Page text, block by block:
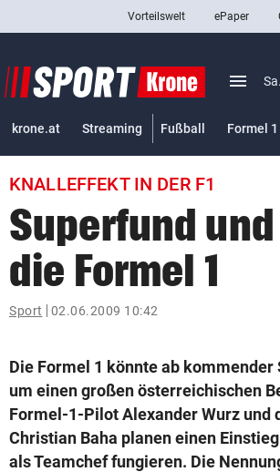
Abonnieren
pin_drop
bookmark Merkliste
search
Suchbegriff
© Krone Multimedia GmbH & Co KG 2026
Muthgasse 2, 1190 Wien
Vorteilswelt ePaper
menu
krone.at Streaming Fußball Formel 1
KNALLEFFEKT IN DER F1
Superfund
die Formel 1
Sport 02.06.2009 10:42
Die Formel 1 könnte ab kommender
um einen großen österreichischen
Formel-1-Pilot Alexander Wurz und
Christian Baha planen einen
als Teamchef fungieren. Die